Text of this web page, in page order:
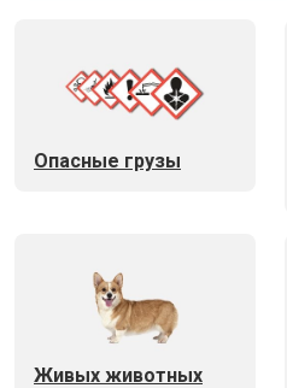
Опасные грузы
Живых животных